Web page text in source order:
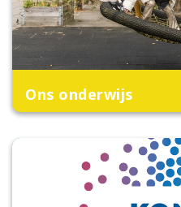
Ons onderwijs